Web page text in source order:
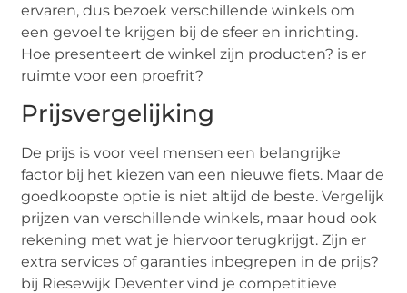
ervaren, dus bezoek verschillende winkels om
een gevoel te krijgen bij de sfeer en inrichting.
Hoe presenteert de winkel zijn producten? is er
ruimte voor een proefrit?
Prijsvergelijking
De prijs is voor veel mensen een belangrijke
factor bij het kiezen van een nieuwe fiets. Maar de
goedkoopste optie is niet altijd de beste. Vergelijk
prijzen van verschillende winkels, maar houd ook
rekening met wat je hiervoor terugkrijgt. Zijn er
extra services of garanties inbegrepen in de prijs?
bij Riesewijk Deventer vind je competitieve